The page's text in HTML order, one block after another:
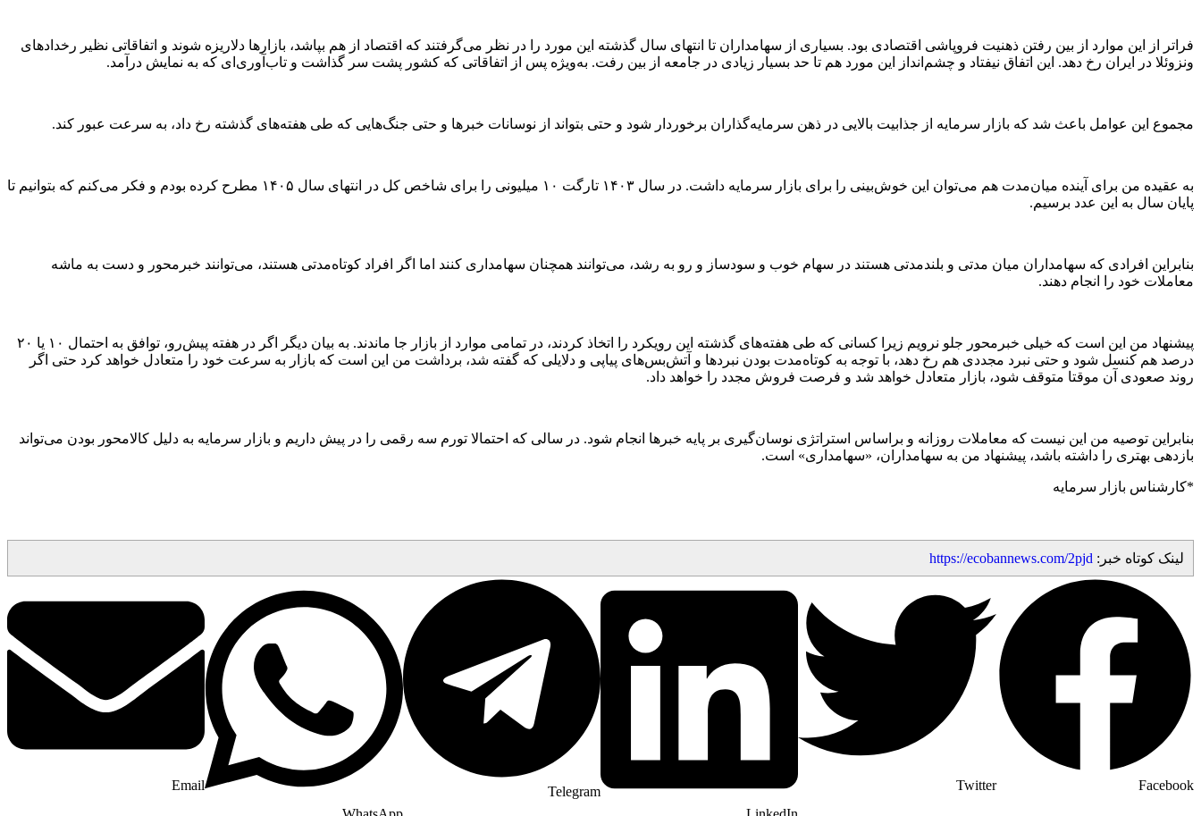
فراتر از این موارد از بین رفتن ذهنیت فروپاشی اقتصادی بود. بسیاری از سهامداران تا انتهای سال گذشته این مورد را در نظر می‌گرفتند که اقتصاد از هم بپاشد، بازارها دلاریزه شوند و اتفاقاتی نظیر رخدادهای
ونزوئلا در ایران رخ دهد. این اتفاق نیفتاد و چشم‌انداز این مورد هم تا حد بسیار زیادی در جامعه از بین رفت. به‌ویژه پس از اتفاقاتی که کشور پشت سر گذاشت و تاب‌آوری‌ای که به نمایش درآمد.
مجموع این عوامل باعث شد که بازار سرمایه از جذابیت بالایی در ذهن سرمایه‌گذاران برخوردار شود و حتی بتواند از نوسانات خبرها و حتی جنگ‌هایی که طی هفته‌های گذشته رخ داد، به سرعت عبور کند.
به عقیده من برای آینده میان‌مدت هم می‌توان این خوش‌بینی را برای بازار سرمایه داشت. در سال ۱۴۰۳ تارگت ۱۰ میلیونی را برای شاخص کل در انتهای سال ۱۴۰۵ مطرح کرده بودم و فکر می‌کنم که بتوانیم تا
پایان سال به این عدد برسیم.
بنابراین افرادی که سهامداران میان مدتی و بلندمدتی هستند در سهام خوب و سودساز و رو به رشد، می‌توانند همچنان سهامداری کنند اما اگر افراد کوتاه‌مدتی هستند، می‌توانند خبرمحور و دست به ماشه
معاملات خود را انجام دهند.
پیشنهاد من این است که خیلی خبرمحور جلو نرویم زیرا کسانی که طی هفته‌های گذشته این رویکرد را اتخاذ کردند، در تمامی موارد از بازار جا ماندند. به بیان دیگر اگر در هفته پیش‌رو، توافق به احتمال ۱۰ یا ۲۰
درصد هم کنسل شود و حتی نبرد مجددی هم رخ دهد، با توجه به کوتاه‌مدت بودن نبردها و آتش‌بس‌های پیاپی و دلایلی که گفته شد، برداشت من این است که بازار به سرعت خود را متعادل خواهد کرد حتی اگر
روند صعودی آن موقتا متوقف شود، بازار متعادل خواهد شد و فرصت فروش مجدد را خواهد داد.
بنابراین توصیه من این نیست که معاملات روزانه و براساس استراتژی نوسان‌گیری بر پایه خبرها انجام شود. در سالی که احتمالا تورم سه رقمی را در پیش داریم و بازار سرمایه به دلیل کالامحور بودن می‌تواند
بازدهی بهتری را داشته باشد، پیشنهاد من به سهامداران، «سهامداری» است.
*کارشناس بازار سرمایه
لینک کوتاه خبر: https://ecobannews.com/2pjd
Facebook
Twitter
Telegram
Email